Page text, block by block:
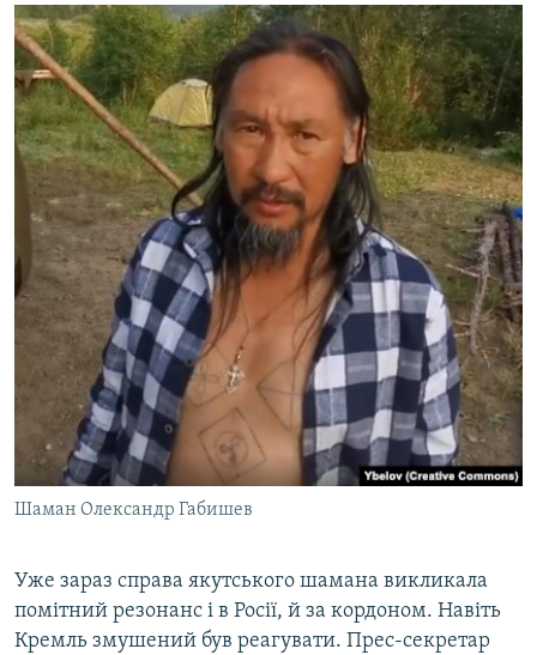
Шаман Олександр Габишев
Уже зараз справа якутського шамана викликала
помітний резонанс і в Росії, й за кордоном. Навіть
Кремль змушений був реагувати. Прес-секретар